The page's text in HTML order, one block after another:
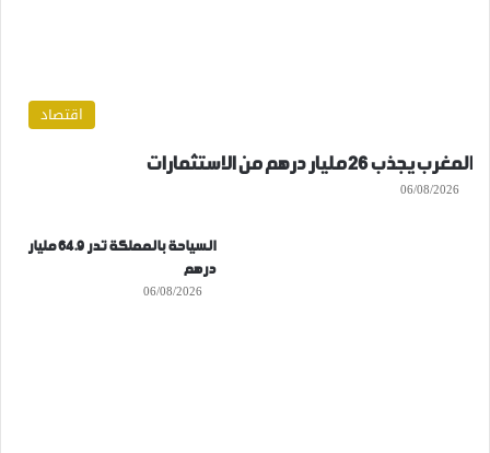
اقتصاد
المغرب يجذب 26 مليار درهم من الاستثمارات
06/08/2026
السياحة بالمملكة تدر 64.9 مليار
درهم
06/08/2026